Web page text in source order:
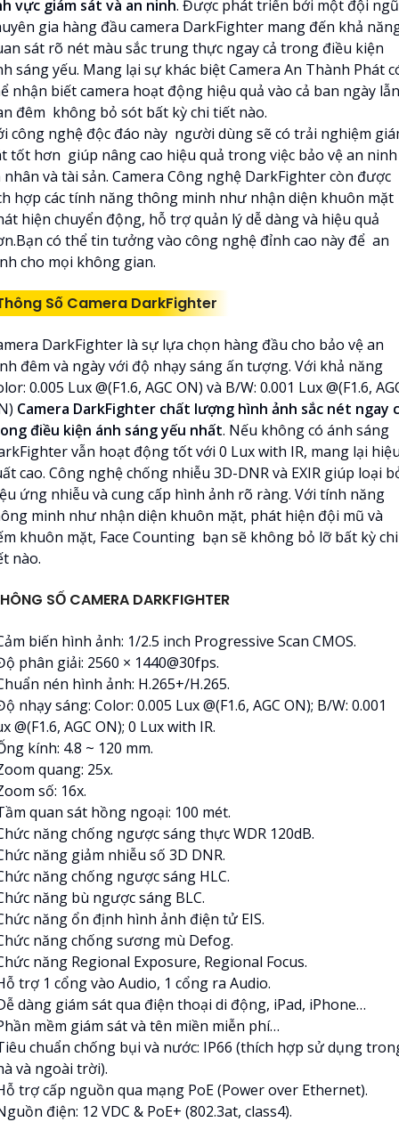
vực giám sát và an ninh. Được phát triển bởi một đội ngũ
gia hàng đầu camera DarkFighter mang đến khả
sát rõ nét màu sắc trung thực ngay cả trong điều kiện
sáng yếu. Mang lại sự khác biệt Camera An Thành Phát
nhận biết camera hoạt động hiệu quả vào cả ban ngày lẫn
đêm không bỏ sót bất kỳ chi tiết nào.
công nghệ độc đáo này người dùng sẽ có trải nghiệm
tốt hơn giúp nâng cao hiệu quả trong việc bảo vệ an ninh
nhân và tài sản. Camera Công nghệ DarkFighter còn được
hợp các tính năng thông minh như nhận diện khuôn mặt
hiện chuyển động, hỗ trợ quản lý dễ dàng và hiệu quả
có thể tin tưởng vào công nghệ đỉnh cao này để an
cho mọi không gian.
Số Camera DarkFighter
DarkFighter là sự lựa chọn hàng đầu cho bảo vệ an
đêm và ngày với độ nhạy sáng ấn tượng. Với khả năng
0.005 Lux @(F1.6, AGC ON) và B/W: 0.001 Lux @(F1.6,
Camera DarkFighter chất lượng hình ảnh sắc nét ngay
điều kiện ánh sáng yếu nhất. Nếu không có ánh sáng
vẫn hoạt động tốt với 0 Lux with IR, mang lại
cao. Công nghệ chống nhiễu 3D-DNR và EXIR giúp loại
ứng nhiễu và cung cấp hình ảnh rõ ràng. Với tính năng
minh như nhận diện khuôn mặt, phát hiện đội mũ và
khuôn mặt, Face Counting bạn sẽ không bỏ lỡ bất kỳ chi
nào.
SỐ CAMERA DARKFIGHTER
biến hình ảnh: 1/2.5 inch Progressive Scan CMOS.
phân giải: 2560 × 1440@30fps.
nén hình ảnh: H.265+/H.265.
nhạy sáng: Color: 0.005 Lux @(F1.6, AGC ON); B/W: 0.001
@(F1.6, AGC ON); 0 Lux with IR.
kính: 4.8 ~ 120 mm.
quang: 25x.
số: 16x.
quan sát hồng ngoại: 100 mét.
năng chống ngược sáng thực WDR 120dB.
năng giảm nhiễu số 3D DNR.
năng chống ngược sáng HLC.
năng bù ngược sáng BLC.
năng ổn định hình ảnh điện tử EIS.
năng chống sương mù Defog.
năng Regional Exposure, Regional Focus.
trợ 1 cổng vào Audio, 1 cổng ra Audio.
dàng giám sát qua điện thoại di động, iPad, iPhone…
mềm giám sát và tên miền miễn phí…
chuẩn chống bụi và nước: IP66 (thích hợp sử dụng
và ngoài trời).
trợ cấp nguồn qua mạng PoE (Power over Ethernet).
điện: 12 VDC & PoE+ (802.3at, class4).